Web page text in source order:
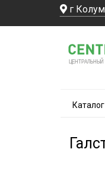
г
ЦЕНТРАЛЬНЫЙ
Каталог